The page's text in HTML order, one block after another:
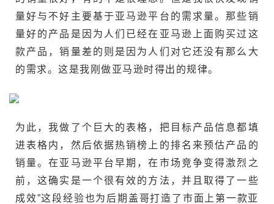
量好与不好主要基于亚马逊平台的需求量。那些销
量好的产品是因为人们已经在亚马逊上面购买过这
款产品，销量差的则是因为人们对它还没有那么大
的需求。这是我刚做亚马逊时得出的规律。
为此，我做了个巨大的表格，把目标产品信息都填
进表格内，然后依据热销榜上的排名来预估产品的
销量。在亚马逊平台早期，在市场竞争变得激烈之
前，这确实是一个很有效的方法，并且取得了一些
成效”这段经验也为后期盖哥打造了市面上第一款亚